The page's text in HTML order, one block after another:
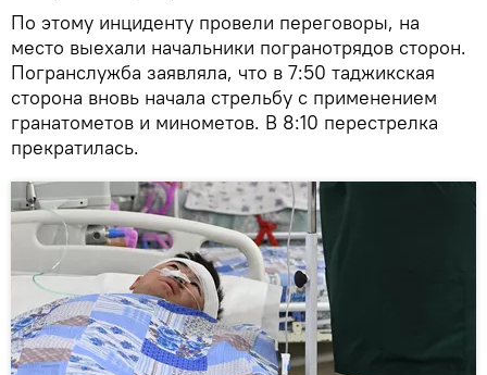
По этому инциденту провели переговоры, на
место выехали начальники погранотрядов сторон.
Погранслужба заявляла, что в 7:50 таджикская
сторона вновь начала стрельбу с применением
гранатометов и минометов. В 8:10 перестрелка
прекратилась.